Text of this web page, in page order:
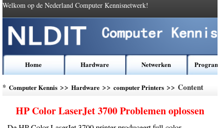
Welkom op de Nederland Computer Kennisnetwerk!
Home Hardware Netwerken
* Computer Kennis >> Hardware >> computer Printers >> Content
HP Color LaserJet 3700 Problemen oplossen